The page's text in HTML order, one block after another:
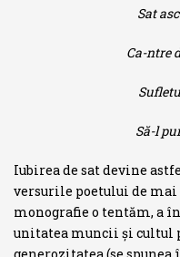
Sat
Ca-ntre
Să-l
Iubirea de sat devine
versurile poetului de mai
monografie o tentăm, a
unitatea muncii şi cultul
generozitatea (se